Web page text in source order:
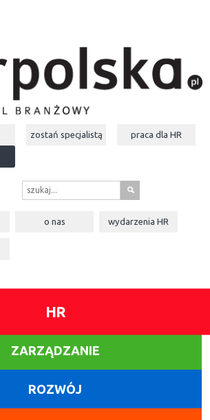
zostań specjalistą praca dla HR
s
o nas wydarzeniaHR
HR
ZARZĄDZANIE
ROZWÓJ